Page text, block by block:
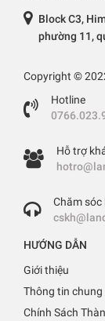
Block C3,
phường 11,
Copyright ©
Hotline
Hỗ trợ
Chăm sóc
HƯỚNG DẪN
Giới thiệu
Thông tin chung
Chính Sách